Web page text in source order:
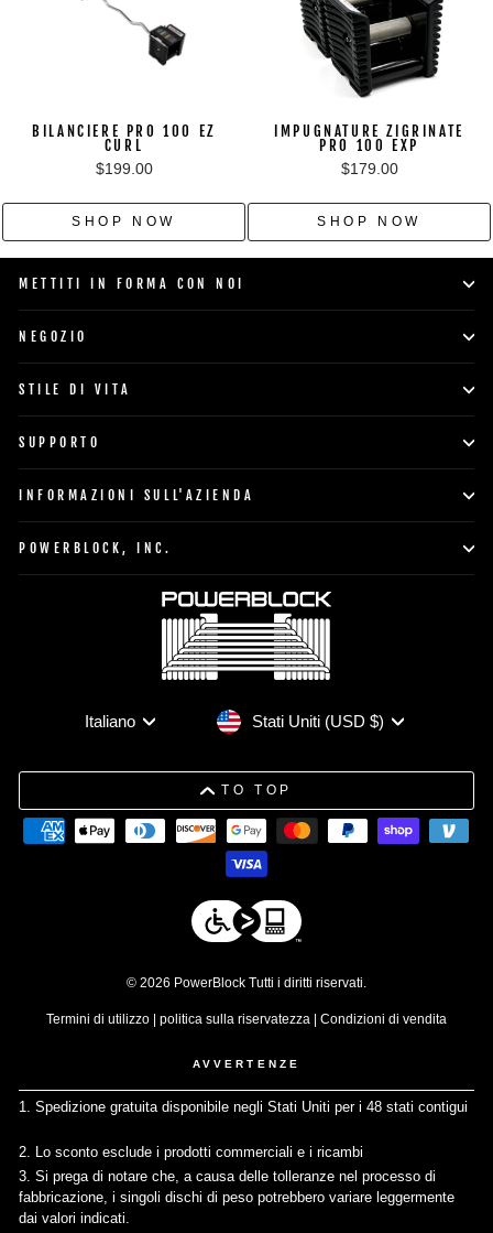
BILANCIERE PRO 100 EZ
CURL
$199.00
SHOP NOW
IMPUGNATURE ZIGRINATE
PRO 100 EXP
$179.00
SHOP NOW
METTITI IN FORMA CON NOI
NEGOZIO
STILE DI VITA
SUPPORTO
INFORMAZIONI SULL'AZIENDA
POWERBLOCK, INC.
Lingua
Italiano Valuta Stati Uniti (USD $)
TO TOP
© 2026 PowerBlock Tutti i diritti riservati.
Termini di utilizzo politica sulla riservatezza Condizioni di vendita
AVVERTENZE
1. Spedizione gratuita disponibile negli Stati Uniti per i 48 stati contigui
2. Lo sconto esclude i prodotti commerciali e i ricambi
3. Si prega di notare che, a causa delle tolleranze nel processo di
fabbricazione, i singoli dischi di peso potrebbero variare leggermente
dai valori indicati.